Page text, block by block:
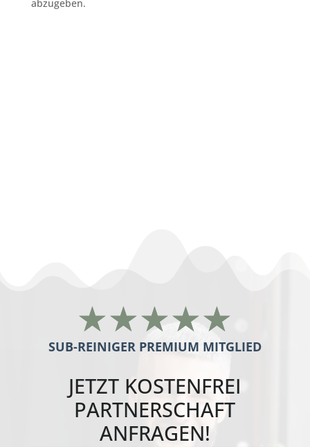
abzugeben.
☆☆☆☆☆
SUB-REINIGER PREMIUM MITGLIED
JETZT KOSTENFREI
PARTNERSCHAFT
ANFRAGEN!